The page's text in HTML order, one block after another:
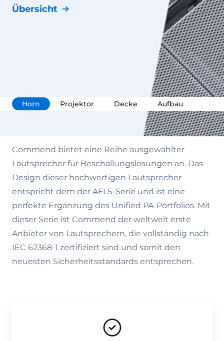
Übersicht
Horn Projektor Decke Aufbau
Commend bietet eine Reihe ausgewählter
Lautsprecher für Beschallungslösungen an. Das
Design dieser hochwertigen Lautsprecher
entspricht dem der AFLS-Serie und ist eine
perfekte Ergänzung des Unified PA-Portfolios. Mit
dieser Serie ist Commend der weltweit erste
Anbieter von Lautsprechern, die vollständig nach
IEC 62368-1 zertifiziert sind und somit den
neuesten Sicherheitsstandards entsprechen.